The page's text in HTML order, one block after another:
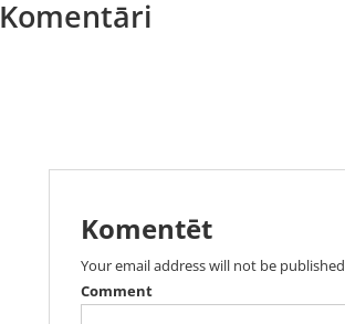
Komentāri
Komentēt
Your email address will not be
Comment